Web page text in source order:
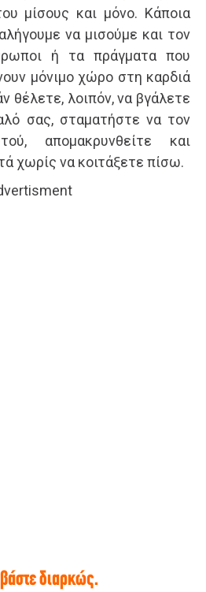
μίσους και μόνο. Κάποια
να μισούμε και τον
ή τα πράγματα που
μόνιμο χώρο στη καρδιά
θέλετε, λοιπόν, να βγάλετε
σας, σταματήστε να τον
απομακρυνθείτε και
χωρίς να κοιτάξετε πίσω.
διαρκώς.